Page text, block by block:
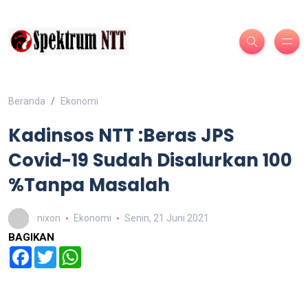
Beranda Ekonomi
Kadinsos NTT :Beras JPS
Covid-19 Sudah Disalurkan 100
%Tanpa Masalah
nixon Ekonomi Senin, 21 Juni 2021
BAGIKAN
Facebook
Twitter